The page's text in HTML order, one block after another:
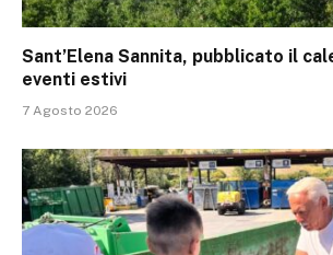
Sant’Elena Sannita, pubblicato il
eventi estivi
7 Agosto 2026